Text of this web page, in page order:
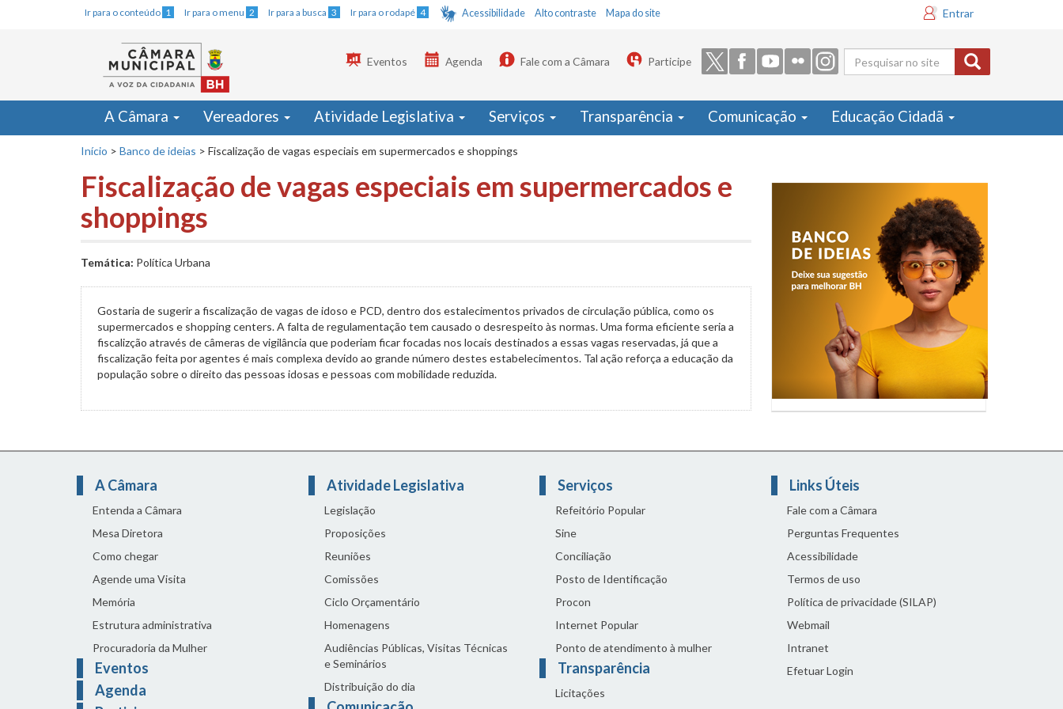
Ir para o conteúdo 1 Ir para o menu 2 Ir para a busca 3 Ir para o rodapé 4 Acessibilidade Alto contraste Mapa do site Entrar
Formulário
de busca
Eventos Agenda Fale com a Câmara Participe
A Câmara Vereadores Atividade Legislativa Serviços Transparência Comunicação Educação Cidadã
Início > Banco de ideias > Fiscalização de vagas especiais em supermercados e shoppings
Fiscalização de vagas especiais em supermercados e
shoppings
Temática: Política Urbana
Gostaria de sugerir a fiscalização de vagas de idoso e PCD, dentro dos estalecimentos privados de circulação pública, como os
supermercados e shopping centers. A falta de regulamentação tem causado o desrespeito às normas. Uma forma eficiente seria a
fiscalizção através de câmeras de vigilância que poderiam ficar focadas nos locais destinados a essas vagas reservadas, já que a
fiscalização feita por agentes é mais complexa devido ao grande número destes estabelecimentos. Tal ação reforça a educação da
população sobre o direito das pessoas idosas e pessoas com mobilidade reduzida.
A Câmara
Entenda a Câmara
Mesa Diretora
Como chegar
Agende uma Visita
Memória
Estrutura administrativa
Procuradoria da Mulher
Eventos
Agenda
Atividade Legislativa
Legislação
Proposições
Reuniões
Comissões
Ciclo Orçamentário
Homenagens
Audiências Públicas, Visitas Técnicas
e Seminários
Distribuição do dia
Serviços
Refeitório Popular
Sine
Conciliação
Posto de Identificação
Procon
Internet Popular
Ponto de atendimento à mulher
Transparência
Licitações
Links Úteis
Fale com a Câmara
Perguntas Frequentes
Acessibilidade
Termos de uso
Política de privacidade (SILAP)
Webmail
Intranet
Efetuar Login